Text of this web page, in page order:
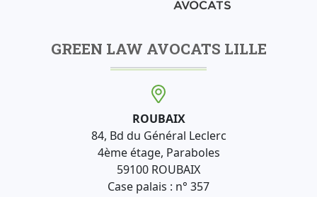
GREEN LAW AVOCATS LILLE
ROUBAIX
84, Bd du Général Leclerc
4ème étage, Paraboles
59100 ROUBAIX
Case palais : n° 357